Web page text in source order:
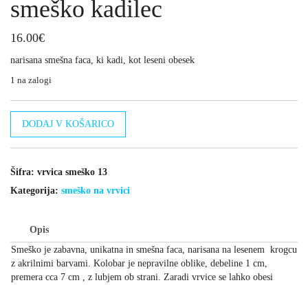
smeško kadilec
16.00€
narisana smešna faca, ki kadi, kot leseni obesek
1 na zalogi
DODAJ V KOŠARICO
Šifra: vrvica smeško 13
Kategorija: smeško na vrvici
Opis
Smeško je zabavna, unikatna in smešna faca, narisana na lesenem krogcu
z akrilnimi barvami. Kolobar je nepravilne oblike, debeline 1 cm,
premera cca 7 cm , z lubjem ob strani. Zaradi vrvice se lahko obesi